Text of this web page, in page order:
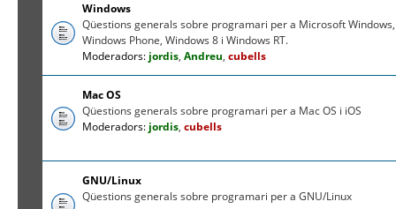
Windows
Qüestions generals sobre programari per a Microsoft Windows,
Windows Phone, Windows 8 i Windows RT.
Moderadors: jordis,Andreu,cubells
Mac OS
Qüestions generals sobre programari per a Mac OS i iOS
Moderadors: jordis,cubells
GNU/Linux
Qüestions generals sobre programari per a GNU/Linux